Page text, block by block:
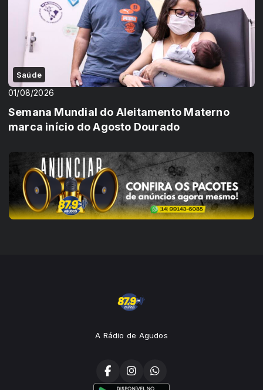
Saúde
01/08/2026
Semana Mundial do Aleitamento Materno
marca início do Agosto Dourado
A Rádio de Agudos